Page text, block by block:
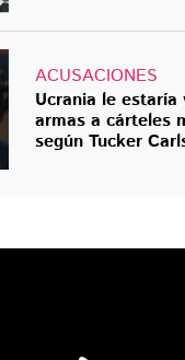
ACUSACIONES
Ucrania le estaría
armas a cárteles
según Tucker